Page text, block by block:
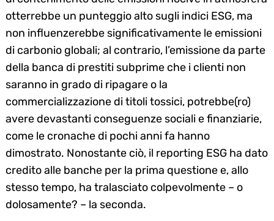
otterrebbe un punteggio alto sugli indici ESG, ma
non influenzerebbe significativamente le emissioni
di carbonio globali; al contrario, l’emissione da parte
della banca di prestiti subprime che i clienti non
saranno in grado di ripagare o la
commercializzazione di titoli tossici, potrebbe(ro)
avere devastanti conseguenze sociali e finanziarie,
come le cronache di pochi anni fa hanno
dimostrato. Nonostante ciò, il reporting ESG ha dato
credito alle banche per la prima questione e, allo
stesso tempo, ha tralasciato colpevolmente – o
dolosamente? – la seconda.